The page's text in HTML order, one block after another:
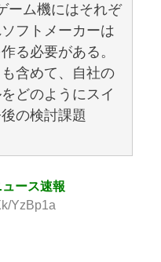
ーム機にはそれぞ
フトメーカーは
る必要がある。
含めて、自社の
どのようにスイ
の検討課題
ース速報
YzBp1a